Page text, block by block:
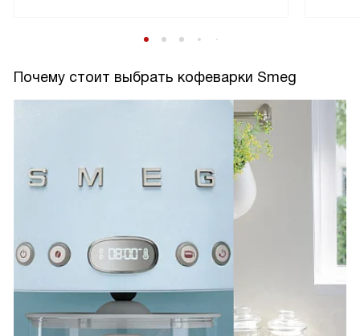
Почему стоит выбрать кофеварки Smeg